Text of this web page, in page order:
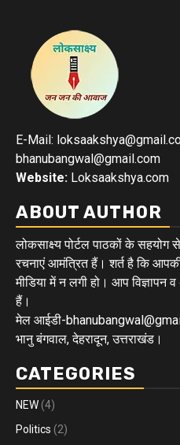
E-Mail:
bhanubangwal@gmail.com
Website: Loksaakshya.com
ABOUT AUTHOR
लोकसाक्ष्य पोर्टल पाठकों के
रचनाएं आमंत्रित हैं। शर्त है कि
मीडिया में न लगी हो। आप
हैं।
मेल आईडी-
भानु बंगवाल, देहरादून, उत्तराखंड।
CATEGORIES
NEW (4)
Politics (2)